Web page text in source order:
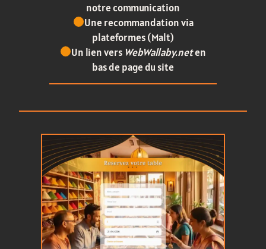
notre communication
Une recommandation via
plateformes (Malt)
Un lien vers WebWallaby.neten
bas de page du site